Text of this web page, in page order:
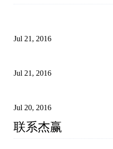
Jul 21, 2016
Jul 21, 2016
Jul 20, 2016
联系杰赢